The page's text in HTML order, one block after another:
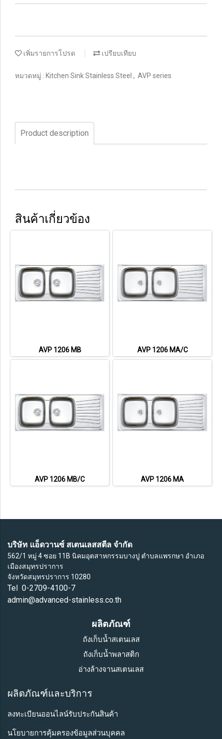
เพิ่มรายการโปรด เปรียบเทียบ
หมวดหมู่ : Kitchen Sink Stainless Steel , AVP series
Product description
สินค้าเกี่ยวข้อง
AVP 1206 MB AVP 1206 MA/C
AVP 1206 MB/C AVP 1206 MA
บริษัท แอ็ดวานซ์ สเตนเลสสตีล จำกัด
562/1 หมู่ 4 ซอย 11B นิคมอุตสาหกรรมบางปู ตำบลแพรกษา อำเภอ
เมืองสมุทรปราการ
จังหวัดสมุทรปราการ 10280
Tel 0-2709-4100-7
admin@advanced-stainless.co.th
ผลิตภัณฑ์
ถังเก็บน้ำสเตนเลส
ถังเก็บน้ำพลาสติก
อ่างล้างจานสเตนเลส
ผลิตภัณฑ์และบริการ
ลงทะเบียนออนไลน์รับประกันสินค้า
นโยบายการคุ้มครองข้อมูลส่วนบุคคล